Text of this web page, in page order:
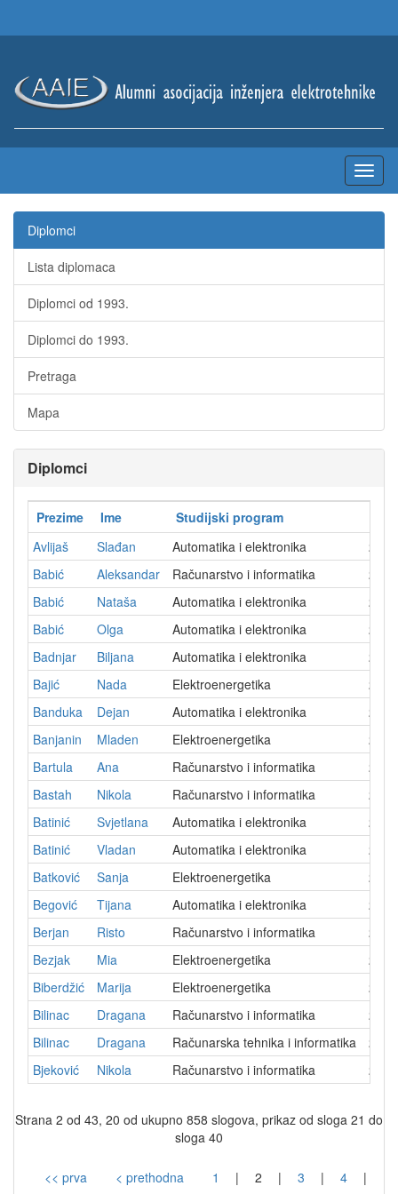
Diplomci
Lista diplomaca
Diplomci od 1993.
Diplomci do 1993.
Pretraga
Mapa
Diplomci
Prezime Ime Studijski program
Avlijaš
Slađan Automatika i elektronika
Babić
Aleksandar Računarstvo i informatika
Babić
Nataša Automatika i elektronika
Babić
Olga Automatika i elektronika
Badnjar
Biljana Automatika i elektronika
Bajić
Nada Elektroenergetika
Banduka
Dejan Automatika i elektronika
Banjanin
Mladen Elektroenergetika
Bartula
Ana Računarstvo i informatika
Bastah
Nikola Računarstvo i informatika
Batinić
Svjetlana Automatika i elektronika
Batinić
Vladan Automatika i elektronika
Batković
Sanja Elektroenergetika
Begović
Tijana Automatika i elektronika
Berjan
Risto Računarstvo i informatika
Bezjak
Mia Elektroenergetika
Biberdžić
Marija Elektroenergetika
Bilinac
Dragana Računarstvo i informatika
Bilinac
Dragana Računarska tehnika i informatika
Bjeković
Nikola Računarstvo i informatika
Strana 2 od 43, 20 od ukupno 858 slogova, prikaz od sloga 21 do
sloga 40
<< prva < prethodna 1 | 2 | 3 | 4 |